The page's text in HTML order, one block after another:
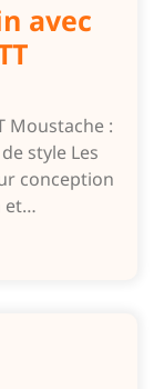
avec
Moustache :
style Les
conception
et…